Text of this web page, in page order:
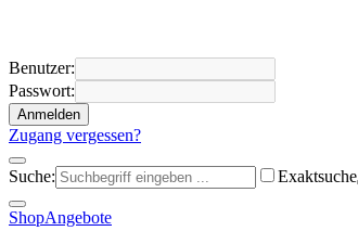
Benutzer:
Passwort:
Anmelden
Zugang vergessen?
Suche: Exaktsuche
ShopAngebote